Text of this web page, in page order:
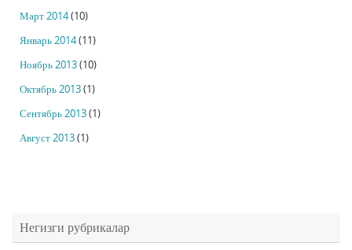
Март 2014(10)
Январь 2014(11)
Ноябрь 2013(10)
Октябрь 2013(1)
Сентябрь 2013(1)
Август 2013(1)
Негизги рубрикалар